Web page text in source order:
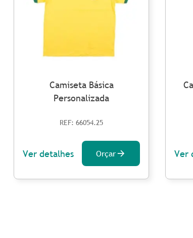
Camiseta Básica
Personalizada
REF: 66054.25
Ver detalhes Orçar Ver